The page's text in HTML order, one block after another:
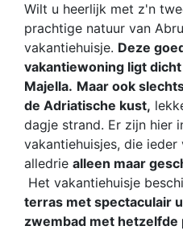
Wilt u heerlijk met z'n
prachtige natuur van
vakantiehuisje. Deze
vakantiewoning ligt
Majella. Maar ook
de Adriatische kust,
dagje strand. Er zijn hier
vakantiehuisjes, die
alledrie alleen maar
Het vakantiehuisje
terras met spectaculair
zwembad met